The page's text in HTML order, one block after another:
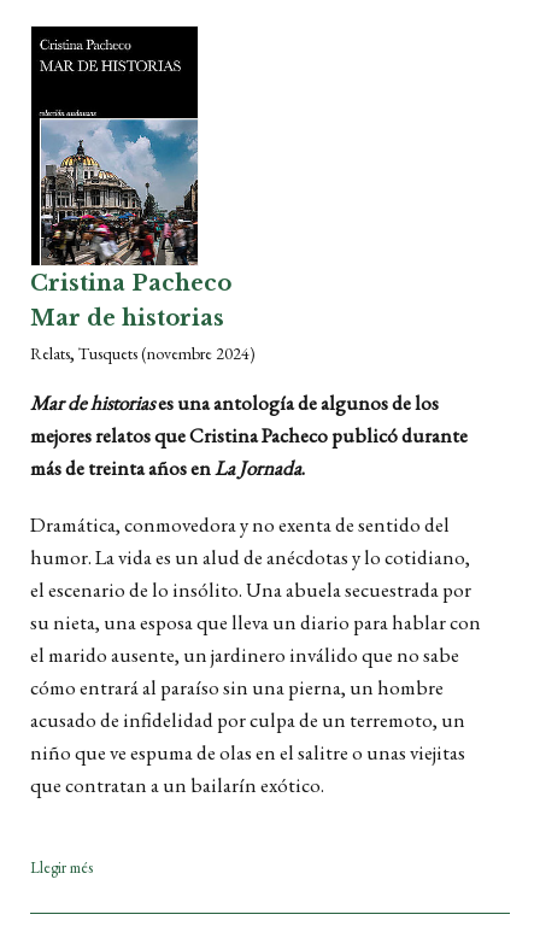
Cristina Pacheco
Mar de historias
Relats, Tusquets(novembre 2024)
Mar de historiases una antología de algunos de los
mejores relatos que Cristina Pacheco publicó durante
más de treinta años enLa Jornada.
Dramática, conmovedora y no exenta de sentido del
humor. La vida es un alud de anécdotas y lo cotidiano,
el escenario de lo insólito. Una abuela secuestrada por
su nieta, una esposa que lleva un diario para hablar con
el marido ausente, un jardinero inválido que no sabe
cómo entrará al paraíso sin una pierna, un hombre
acusado de infidelidad por culpa de un terremoto, un
niño que ve espuma de olas en el salitre o unas viejitas
que contratan a un bailarín exótico.
Llegir més